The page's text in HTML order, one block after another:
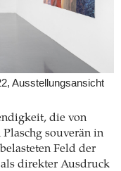
Ausstellungsansicht
die von
souverän in
Feld der
direkter Ausdruck